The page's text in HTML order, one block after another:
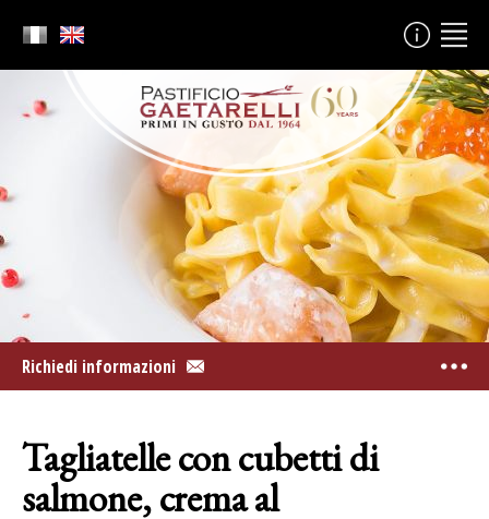
Richiedi informazioni
Tagliatelle con cubetti di
salmone, crema al